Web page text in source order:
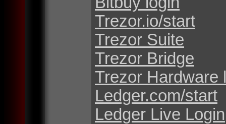
Trezor.io/start
Trezor Suite
Trezor Bridge
Trezor Hardware
Ledger.com/start
Ledger Live Login